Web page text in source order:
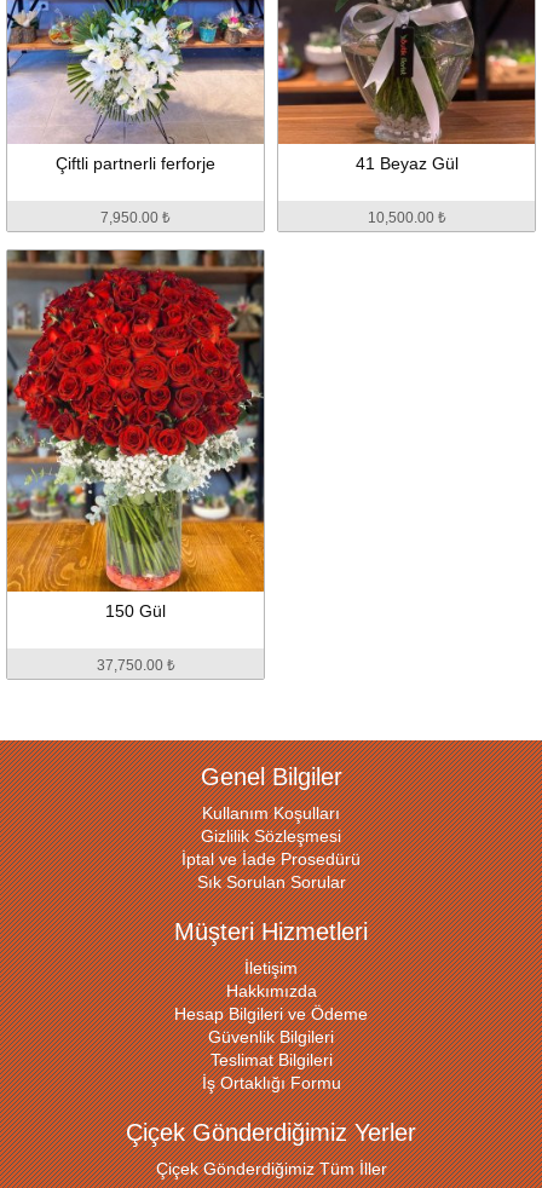
Çiftli partnerli ferforje
7,950.00 ₺
41 Beyaz Gül
10,500.00 ₺
150 Gül
37,750.00 ₺
Genel Bilgiler
Kullanım Koşulları
Gizlilik Sözleşmesi
İptal ve İade Prosedürü
Sık Sorulan Sorular
Müşteri Hizmetleri
İletişim
Hakkımızda
Hesap Bilgileri ve Ödeme
Güvenlik Bilgileri
Teslimat Bilgileri
İş Ortaklığı Formu
Çiçek Gönderdiğimiz Yerler
Çiçek Gönderdiğimiz Tüm İller